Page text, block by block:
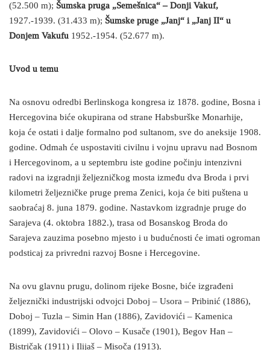
(52.500 m); Šumska pruga „Semešnica“ – Donji Vakuf,
1927.-1939. (31.433 m); Šumske pruge „Janj“ i „Janj II“ u
Donjem Vakufu 1952.-1954. (52.677 m).
Uvod u temu
Na osnovu odredbi Berlinskoga kongresa iz 1878. godine, Bosna i
Hercegovina biće okupirana od strane Habsburške Monarhije,
koja će ostati i dalje formalno pod sultanom, sve do aneksije 1908.
godine. Odmah će uspostaviti civilnu i vojnu upravu nad Bosnom
i Hercegovinom, a u septembru iste godine počinju intenzivni
radovi na izgradnji željezničkog mosta između dva Broda i prvi
kilometri željezničke pruge prema Zenici, koja će biti puštena u
saobraćaj 8. juna 1879. godine. Nastavkom izgradnje pruge do
Sarajeva (4. oktobra 1882.), trasa od Bosanskog Broda do
Sarajeva zauzima posebno mjesto i u budućnosti će imati ogroman
podsticaj za privredni razvoj Bosne i Hercegovine.
Na ovu glavnu prugu, dolinom rijeke Bosne, biće izgrađeni
željeznički industrijski odvojci Doboj – Usora – Pribinić (1886),
Doboj – Tuzla – Simin Han (1886), Zavidovići – Kamenica
(1899), Zavidovići – Olovo – Kusače (1901), Begov Han –
Bistričak (1911) i Ilijaš – Misoča (1913).